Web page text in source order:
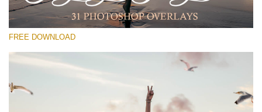
Flying Seagulls
(31 Overlays)
Sunlight Collection
(290 Overlays)
FREE DOWNLOAD